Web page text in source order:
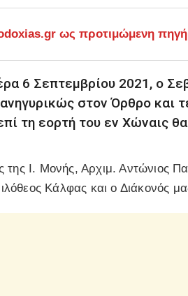
ως προτιμώμενη
6 Σεπτεμβρίου 2021, ο
στον Όρθρο και
τη εορτή του εν Χώναις
της Ι. Μονής, Αρχιμ. Αντώνιος
Κάλφας και ο Διάκονός